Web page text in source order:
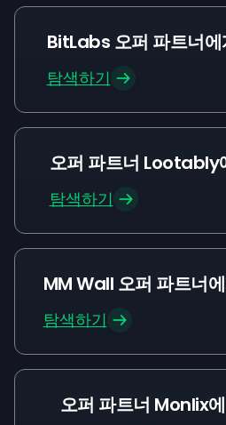
BitLabs 오퍼 파트너
탐색하기
오퍼 파트너 Lootably
탐색하기
MM Wall 오퍼 파트너
탐색하기
오퍼 파트너 Monlix